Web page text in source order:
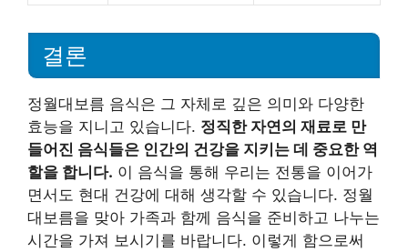
결론
정월대보름 음식은 그 자체로 깊은 의미와 다양한
효능을 지니고 있습니다. 정직한 자연의 재료로 만
들어진 음식들은 인간의 건강을 지키는 데 중요한 역
할을 합니다. 이 음식을 통해 우리는 전통을 이어가
면서도 현대 건강에 대해 생각할 수 있습니다. 정월
대보름을 맞아 가족과 함께 음식을 준비하고 나누는
시간을 가져 보시기를 바랍니다. 이렇게 함으로써